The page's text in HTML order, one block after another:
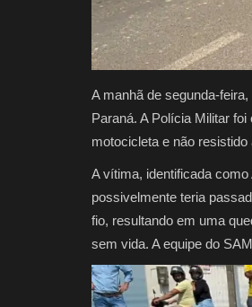
A manhã de segunda-
Paraná. A Polícia Militar
motocicleta e não
A vítima, identificada
possivelmente teria
fio, resultando em uma
sem vida. A equipe do